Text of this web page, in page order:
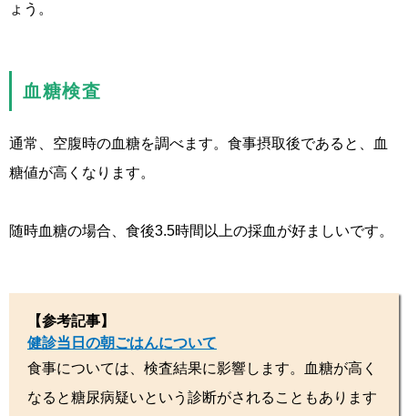
ょう。
血糖検査
通常、空腹時の血糖を調べます。食事摂取後であると、血
糖値が高くなります。
随時血糖の場合、食後3.5時間以上の採血が好ましいです。
【参考記事】
健診当日の朝ごはんについて
食事については、検査結果に影響します。血糖が高く
なると糖尿病疑いという診断がされることもあります